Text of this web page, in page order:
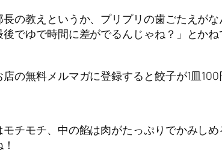
の教えというか、プリプリの歯ごたえが
後でゆで時間に差がでるんじゃね？」とか
の無料メルマガに登録すると餃子が1皿
チモチ、中の餡は肉がたっぷりでかみし